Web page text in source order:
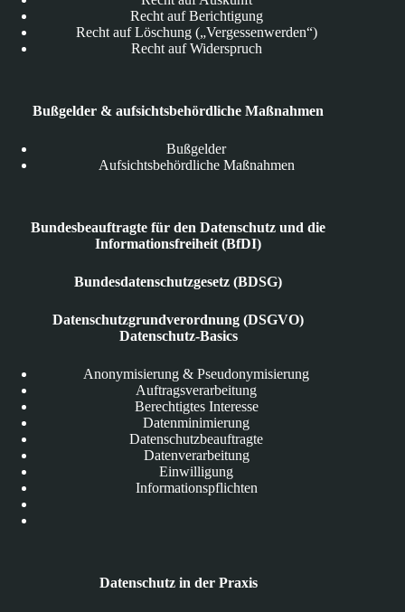
Recht auf Berichtigung
Recht auf Löschung („Vergessenwerden“)
Recht auf Widerspruch
Bußgelder & aufsichtsbehördliche Maßnahmen
Bußgelder
Aufsichtsbehördliche Maßnahmen
Bundesbeauftragte für den Datenschutz und die
Informationsfreiheit (BfDI)
Bundesdatenschutzgesetz (BDSG)
Datenschutzgrundverordnung (DSGVO)
Datenschutz-Basics
Anonymisierung & Pseudonymisierung
Auftragsverarbeitung
Berechtigtes Interesse
Datenminimierung
Datenschutzbeauftragte
Datenverarbeitung
Einwilligung
Informationspflichten
Datenschutz in der Praxis